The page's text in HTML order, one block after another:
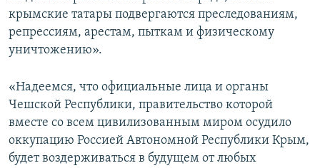
крымские татары подвергаются преследованиям,
репрессиям, арестам, пыткам и физическому
уничтожению».
«Надеемся, что официальные лица и органы
Чешской Республики, правительство которой
вместе со всем цивилизованным миром осудило
оккупацию Россией Автономной Республики Крым,
будет воздерживаться в будущем от любых